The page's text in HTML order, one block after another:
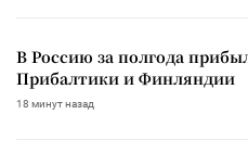
В Россию за полгода
Прибалтики и Финляндии
18 минут назад